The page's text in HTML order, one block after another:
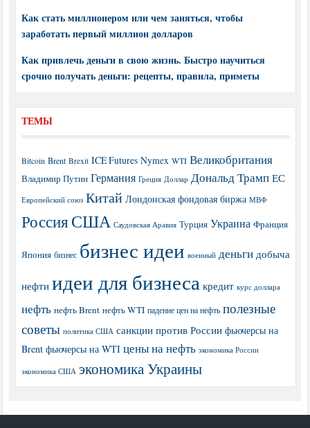
Как стать миллионером или чем заняться, чтобы
заработать первый миллион долларов
Как привлечь деньги в свою жизнь. Быстро научиться
срочно получать деньги: рецепты, правила, приметы
ТЕМЫ
Bitcoin Brent Brexit ICE Futures Nymex WTI Великобритания
Владимир Путин Германия Греция Доллар Дональд Трамп ЕС
Европейский союз Китай Лондонская фондовая биржа МВФ
РоссияСША Саудовская Аравия Турция Украина Франция
Япония бизнес бизнес идеи военный деньги добыча
нефти идеи для бизнеса кредит курс доллара
нефть нефть Brent нефть WTI падение цен на нефть полезные
советы политика США санкции против России фьючерсы на
Brent фьючерсы на WTI цены на нефть экономика России
экономика США экономика Украины